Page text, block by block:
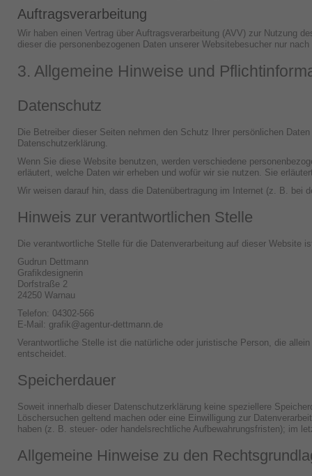
Auftragsverarbeitung
Wir haben einen Vertrag über Auftragsverarbeitung (AVV) zur Nutzung
dieser die personenbezogenen Daten unserer Websitebesucher nur
3. Allgemeine Hinweise und
Datenschutz
Die Betreiber dieser Seiten nehmen den Schutz Ihrer persönlichen
Datenschutzerklärung.
Wenn Sie diese Website benutzen, werden verschiedene
erläutert, welche Daten wir erheben und wofür wir sie nutzen. Sie
Wir weisen darauf hin, dass die Datenübertragung im Internet (z. B.
Hinweis zur verantwortlichen Stelle
Die verantwortliche Stelle für die Datenverarbeitung auf dieser Website
Gudrun Dettmann
Grafikdesignerin
Dorfstraße 2
24250 Warnau
Telefon: 04302-566
E-Mail: grafik@agentur-dettmann.de
Verantwortliche Stelle ist die natürliche oder juristische Person, die
entscheidet.
Speicherdauer
Soweit innerhalb dieser Datenschutzerklärung keine speziellere
Löschersuchen geltend machen oder eine Einwilligung zur
haben (z. B. steuer- oder handelsrechtliche Aufbewahrungsfristen); im
Allgemeine Hinweise zu den